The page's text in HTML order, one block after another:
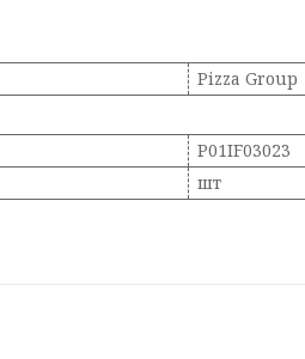
Pizza Group
P01IF03023
шт